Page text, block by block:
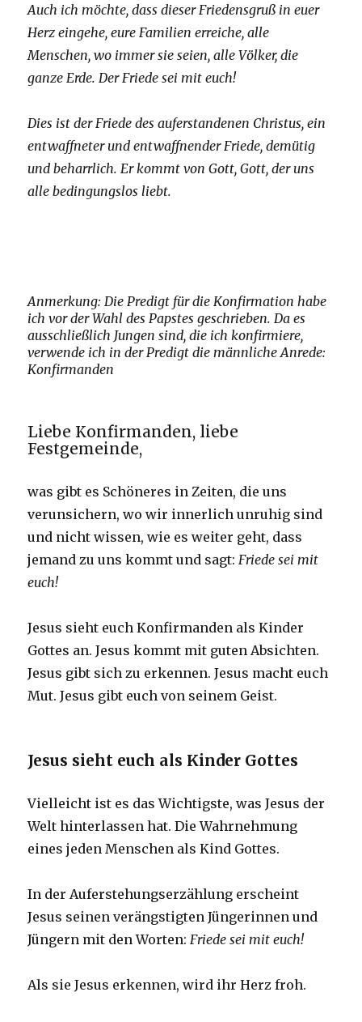
Auch ich möchte, dass dieser Friedensgruß in euer
Herz eingehe, eure Familien erreiche, alle
Menschen, wo immer sie seien, alle Völker, die
ganze Erde. Der Friede sei mit euch!
Dies ist der Friede des auferstandenen Christus, ein
entwaffneter und entwaffnender Friede, demütig
und beharrlich. Er kommt von Gott, Gott, der uns
alle bedingungslos liebt.
Anmerkung: Die Predigt für die Konfirmation habe
ich vor der Wahl des Papstes geschrieben. Da es
ausschließlich Jungen sind, die ich konfirmiere,
verwende ich in der Predigt die männliche Anrede:
Konfirmanden
Liebe Konfirmanden, liebe
Festgemeinde,
was gibt es Schöneres in Zeiten, die uns
verunsichern, wo wir innerlich unruhig sind
und nicht wissen, wie es weiter geht, dass
jemand zu uns kommt und sagt: Friede sei mit
euch!
Jesus sieht euch Konfirmanden als Kinder
Gottes an. Jesus kommt mit guten Absichten.
Jesus gibt sich zu erkennen. Jesus macht euch
Mut. Jesus gibt euch von seinem Geist.
Jesus sieht euch als Kinder Gottes
Vielleicht ist es das Wichtigste, was Jesus der
Welt hinterlassen hat. Die Wahrnehmung
eines jeden Menschen als Kind Gottes.
In der Auferstehungserzählung erscheint
Jesus seinen verängstigten Jüngerinnen und
Jüngern mit den Worten: Friede sei mit euch!
Als sie Jesus erkennen, wird ihr Herz froh.